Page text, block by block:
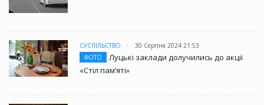
СУСПІЛЬСТВО
30 Серпня 2024 21:53
ФОТО
Луцькі заклади долучились до акції
«Стіл памʼяті»